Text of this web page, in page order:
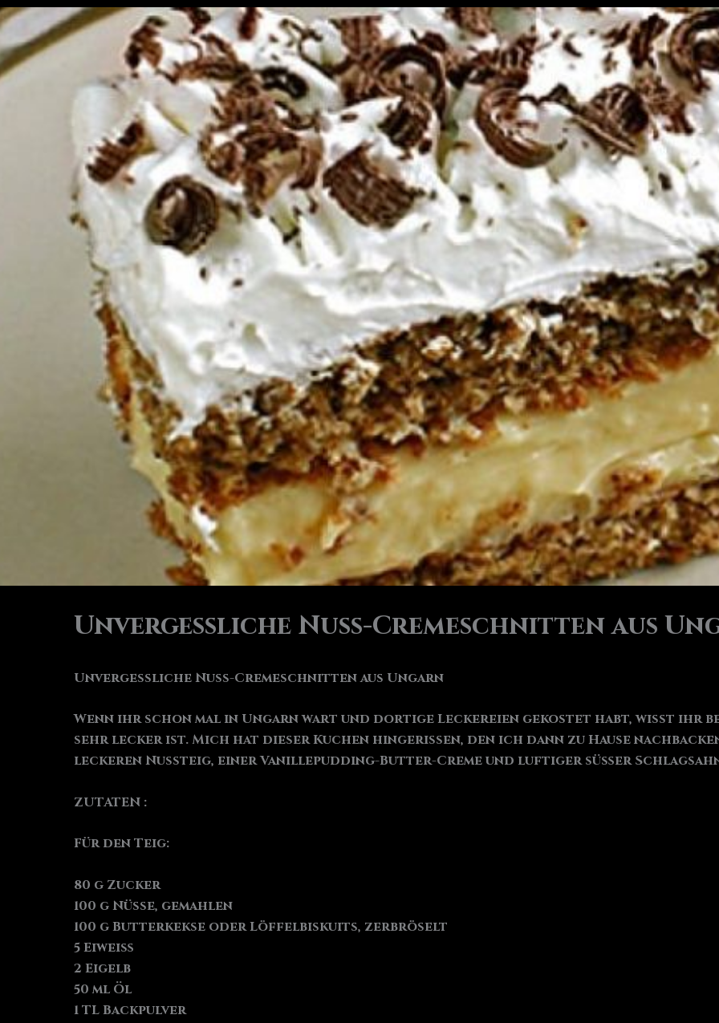
Unvergessliche Nuss-Cremeschnitten aus
Unvergessliche Nuss-Cremeschnitten aus Ungarn
Wenn ihr schon mal in Ungarn wart und dortige Leckereien gekostet habt, wisst ihr
sehr lecker ist. Mich hat dieser Kuchen hingerissen, den ich dann zu Hause
leckeren Nussteig, einer Vanillepudding-Butter-Creme und luftiger süßer
ZUTATEN :
Für den Teig:
80 g Zucker
100 g Nüsse, gemahlen
100 g Butterkekse oder Löffelbiskuits, zerbröselt
5 Eiweiß
2 Eigelb
50 ml Öl
1 TL Backpulver